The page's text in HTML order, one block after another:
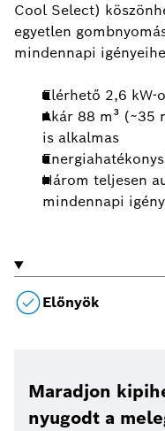
Cool Select)
egyetlen
mindennapi
Elérhető 2,6 kW-
Akár 88 m³ (~35
is alkalmas
Három teljesen
mindennapi
Előnyök
Maradjon
nyugodt a